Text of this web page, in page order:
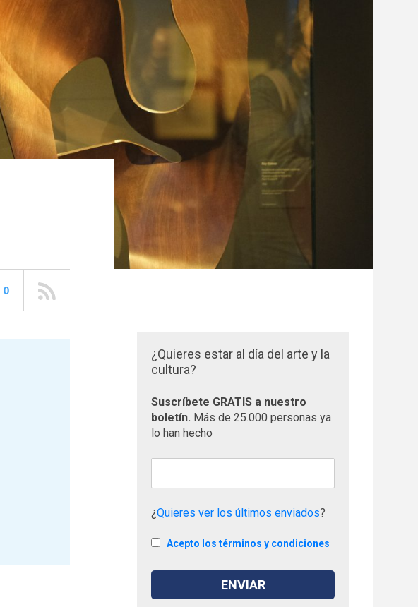
0
¿Quieres estar al día del arte y la
cultura?
Suscríbete GRATIS a nuestro
boletín. Más de 25.000 personas ya
lo han hecho
¿Quieres ver los últimos enviados?
Acepto los términos y condiciones